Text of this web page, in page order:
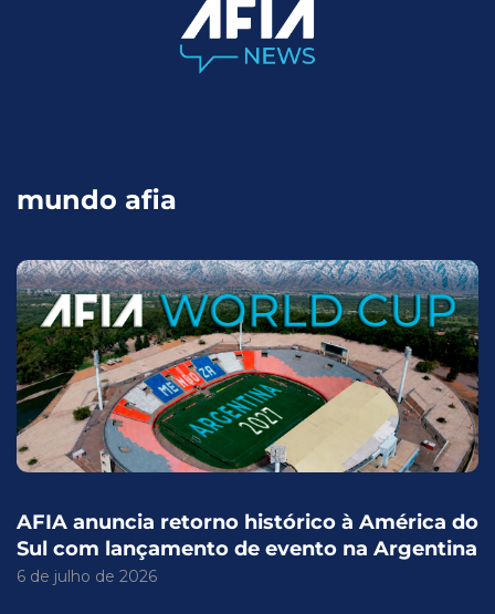
mundo afia
AFIA anuncia retorno histórico à América do
Sul com lançamento de evento na Argentina
6 de julho de 2026